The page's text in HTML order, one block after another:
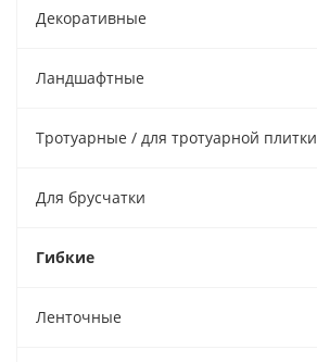
Декоративные
Ландшафтные
Тротуарные / для тротуарной плитки
Для брусчатки
Гибкие
Ленточные